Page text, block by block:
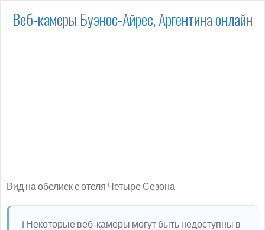
Веб-камеры Буэнос-Айрес, Аргентина онлайн
Вид на обелиск с отеля Четыре Сезона
ℹ️ Некоторые веб-камеры могут быть недоступны в